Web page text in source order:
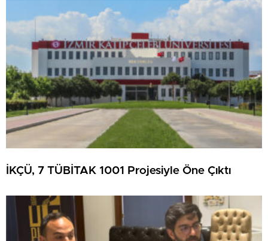
İKÇÜ, 7 TÜBİTAK 1001 Projesiyle Öne Çıktı